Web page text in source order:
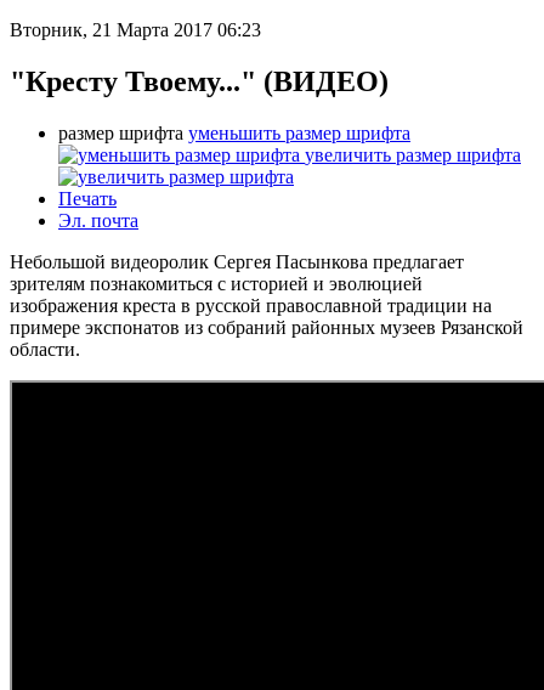
Вторник, 21 Марта 2017 06:23
"Кресту Твоему..." (ВИДЕО)
размер шрифта уменьшить размер шрифта
увеличить размер шрифта
Печать
Эл. почта
Небольшой видеоролик Сергея Пасынкова предлагает
зрителям познакомиться с историей и эволюцией
изображения креста в русской православной традиции на
примере экспонатов из собраний районных музеев Рязанской
области.